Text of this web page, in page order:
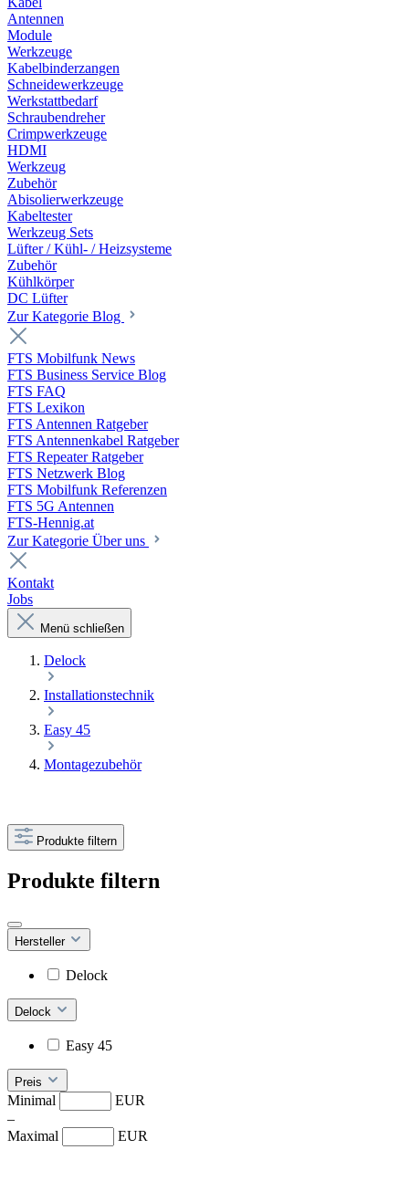
Antennen
Module
Werkzeuge
Kabelbinderzangen
Schneidewerkzeuge
Werkstattbedarf
Schraubendreher
Crimpwerkzeuge
HDMI
Werkzeug
Zubehör
Abisolierwerkzeuge
Kabeltester
Werkzeug Sets
Lüfter / Kühl- / Heizsysteme
Zubehör
Kühlkörper
DC Lüfter
Zur Kategorie Blog
FTS Mobilfunk News
FTS Business Service Blog
FTS FAQ
FTS Lexikon
FTS Antennen Ratgeber
FTS Antennenkabel Ratgeber
FTS Repeater Ratgeber
FTS Netzwerk Blog
FTS Mobilfunk Referenzen
FTS 5G Antennen
FTS-Hennig.at
Zur Kategorie Über uns
Kontakt
Jobs
Menü schließen
Delock
Installationstechnik
Easy 45
Montagezubehör
Produkte filtern
Produkte filtern
Hersteller
Delock
Delock
Easy 45
Preis
Minimal
EUR
–
Maximal
EUR